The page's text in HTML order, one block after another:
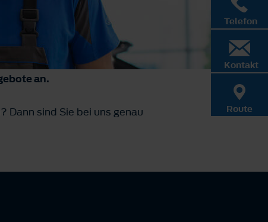
an.
sind Sie bei uns genau
Telefon
Kontakt
Route